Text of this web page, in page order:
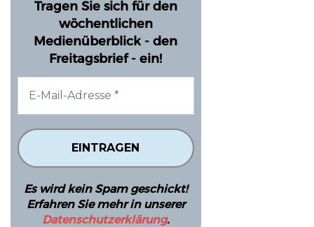
Tragen Sie sich für den
wöchentlichen
Medienüberblick - den
Freitagsbrief - ein!
Es wird kein Spam geschickt!
Erfahren Sie mehr in unserer
Datenschutzerklärung.